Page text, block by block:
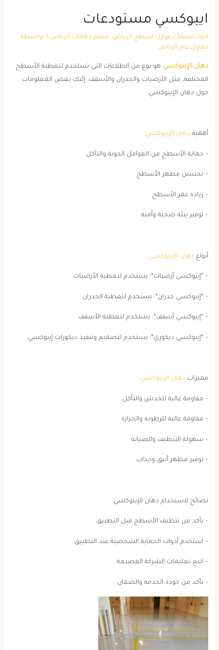
ايبوكسي مستودعات
اترك تعليقاً /عوازل اسطح الرياض, معلم دهانات الرياض / بواسطة
مقاول عام الرياض
دهان الإيبوكسي هو نوع من الطلاءات التي تستخدم لتغطية الأسطح
المختلفة، مثل الأرضيات والجدران والأسقف. إليك بعض المعلومات
حول دهان الإيبوكسي:
أهمية دهان الإيبوكسي
– حماية الأسطح من العوامل الجوية والتآكل
– تحسين مظهر الأسطح
– زيادة عمر الأسطح
– توفير بيئة صحية وآمنة
أنواع دهان الإيبوكسي
– *إيبوكسي أرضيات*: يستخدم لتغطية الأرضيات
– *إيبوكسي جدران*: يستخدم لتغطية الجدران
– *إيبوكسي أسقف*: يستخدم لتغطية الأسقف
– *إيبوكسي ديكوري*: يستخدم لتصميم وتنفيذ ديكورات إيبوكسي
مميزات دهان الإيبوكسي
– مقاومة عالية للخدش والتآكل
– مقاومة عالية للرطوبة والحرارة
– سهولة التنظيف والصيانة
– توفير مظهر أنيق وجذاب
نصائح لاستخدام دهان الإيبوكسي
– تأكد من تنظيف الأسطح قبل التطبيق
– استخدم أدوات الحماية الشخصية عند التطبيق
– اتبع تعليمات الشركة المصنعة
– تأكد من جودة الخدمة والضمان